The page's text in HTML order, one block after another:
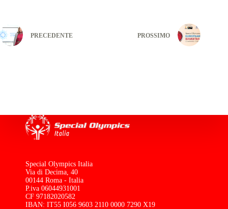
PRECEDENTE PROSSIMO
Special Olympics Italia
Via di Decima, 40
00144 Roma - Italia
P.iva 06044931001
CF 97182020582
IBAN: IT55 I056 9603 2110 0000 7290 X19